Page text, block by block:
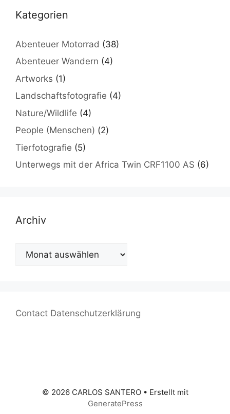
Kategorien
Abenteuer Motorrad (38)
Abenteuer Wandern (4)
Artworks (1)
Landschaftsfotografie (4)
Nature/Wildlife (4)
People (Menschen) (2)
Tierfotografie (5)
Unterwegs mit der Africa Twin CRF1100 AS (6)
Archiv
Archiv
Contact Datenschutzerklärung
© 2026 CARLOS SANTERO• Erstellt mit
GeneratePress